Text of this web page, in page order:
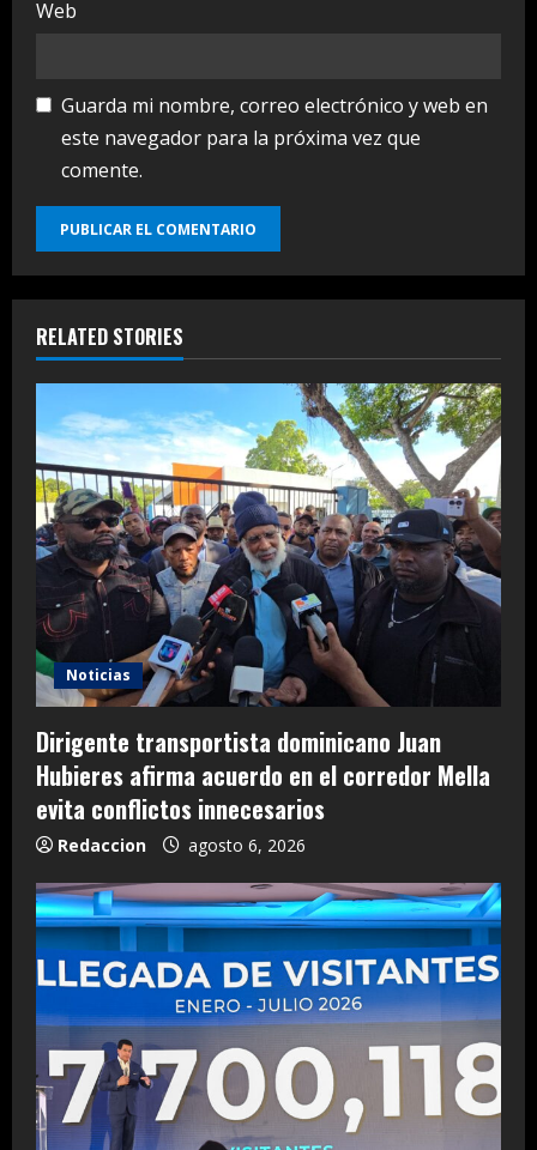
Web
Guarda mi nombre, correo electrónico y web en
este navegador para la próxima vez que
comente.
RELATED STORIES
Noticias
Dirigente transportista dominicano Juan
Hubieres afirma acuerdo en el corredor Mella
evita conflictos innecesarios
Redaccion agosto 6, 2026